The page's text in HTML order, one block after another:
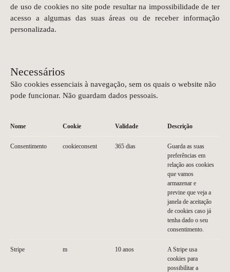
de uso de cookies no site pode resultar na impossibilidade de ter
acesso a algumas das suas áreas ou de receber informação
personalizada.
Necessários
São cookies essenciais à navegação, sem os quais o website não
pode funcionar. Não guardam dados pessoais.
Nome Cookie Validade Descrição
Consentimento cookieconsent 365 dias
Guarda as suas
preferências em
relação aos cookies
que vamos
armazenar e
previne que veja a
janela de aceitação
de cookies caso já
tenha dado o seu
consentimento.
Stripe m 10 anos
A Stripe usa
cookies para
possibilitar a